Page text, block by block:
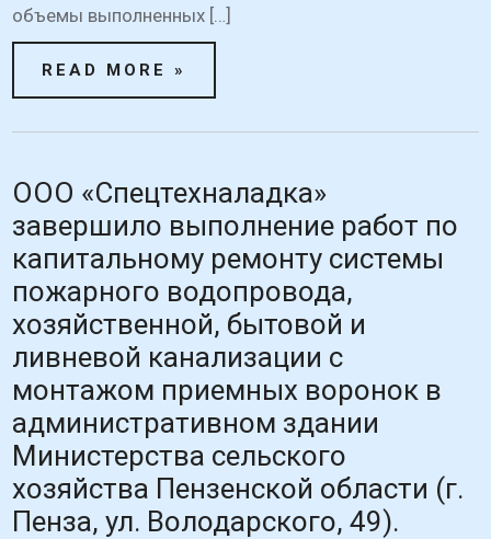
объемы выполненных […]
READ MORE »
ООО «Спецтехналадка»
завершило выполнение работ по
капитальному ремонту системы
пожарного водопровода,
хозяйственной, бытовой и
ливневой канализации с
монтажом приемных воронок в
административном здании
Министерства сельского
хозяйства Пензенской области (г.
Пенза, ул. Володарского, 49).